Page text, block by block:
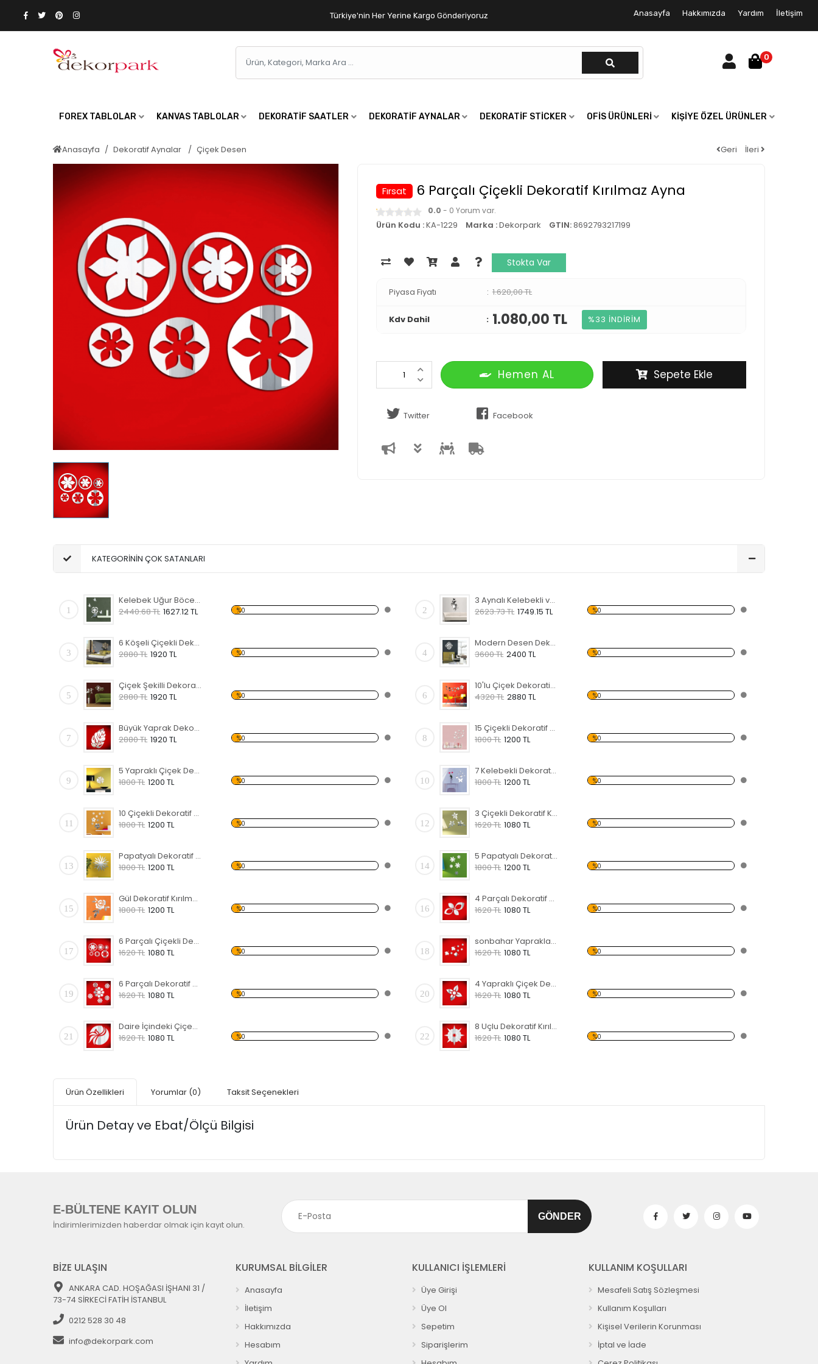
Türkiye'nin Her Yerine Kargo Gönderiyoruz Anasayfa Hakkımızda Yardım İletişim
0
FOREX TABLOLAR KANVAS TABLOLAR DEKORATIF SAATLER DEKORATIF AYNALAR DEKORATIF STICKER OFIS ÜRÜNLERI KIŞIYE ÖZEL ÜRÜNLER
Anasayfa Dekoratif Aynalar Çiçek Desen Geri İleri
Fırsat 6 Parçalı Çiçekli Dekoratif Kırılmaz Ayna
0.0 - 0 Yorum var.
Ürün Kodu :KA-1229 Marka :Dekorpark GTIN:8692793217199
Stokta Var
Piyasa Fiyatı 1.620,00 TL
Kdv Dahil 1.080,00 TL %33 İNDİRİM
Hemen AL Sepete Ekle
Twitter Facebook
KATEGORİNİN ÇOK SATANLARI
1
Kelebek Uğur Böceği Dekoratif Ayna
2440.68 TL 1627.12 TL %0 2
3 Aynalı Kelebekli ve Çiçekli Dekoratif Kırılmaz Ayna
2623.73 TL 1749.15 TL %0
3
6 Köşeli Çiçekli Dekoratif Kırılmaz Ayna
2880 TL 1920 TL %0 4
Modern Desen Dekoratif Kırılmaz Ayna
3600 TL 2400 TL %0
5
Çiçek Şekilli Dekoratif Kırılmaz Ayna
2880 TL 1920 TL %0 6
10'lu Çiçek Dekoratif Kırılmaz Ayna
4320 TL 2880 TL %0
7
Büyük Yaprak Dekoratif Kırılmaz Ayna
2880 TL 1920 TL %0 8
15 Çiçekli Dekoratif Kırılmaz Ayna
1800 TL 1200 TL %0
9
5 Yapraklı Çiçek Dekoratif Kırılmaz Ayna
1800 TL 1200 TL %0 10
7 Kelebekli Dekoratif Kırılmaz Ayna
1800 TL 1200 TL %0
11
10 Çiçekli Dekoratif Kırılmaz Ayna
1800 TL 1200 TL %0 12
3 Çiçekli Dekoratif Kırılmaz Ayna
1620 TL 1080 TL %0
13
Papatyalı Dekoratif Kırılmaz Ayna
1800 TL 1200 TL %0 14
5 Papatyalı Dekoratif Kırılmaz Ayna
1800 TL 1200 TL %0
15
Gül Dekoratif Kırılmaz Ayna
1800 TL 1200 TL %0 16
4 Parçalı Dekoratif Kırılmaz Ayna
1620 TL 1080 TL %0
17
6 Parçalı Çiçekli Dekoratif Kırılmaz Ayna
1620 TL 1080 TL %0 18
sonbahar Yaprakları Dekoratif Kırılmaz Ayna
1620 TL 1080 TL %0
19
6 Parçalı Dekoratif Kırılmaz Ayna
1620 TL 1080 TL %0 20
4 Yapraklı Çiçek Dekoratif Kırılmaz Ayna
1620 TL 1080 TL %0
21
Daire İçindeki Çiçek Dekoratif Kırılmaz Ayna
1620 TL 1080 TL %0 22
8 Uçlu Dekoratif Kırılmaz Ayna
1620 TL 1080 TL %0
Ürün Özellikleri Yorumlar (0) Taksit Seçenekleri
Ürün Detay ve Ebat/Ölçü Bilgisi
E-BÜLTENE KAYIT OLUN
İndirimlerimizden haberdar olmak için kayıt olun.
BİZE ULAŞIN
ANKARA CAD. HOŞAĞASI İŞHANI 31 /
73-74 SİRKECİ FATİH İSTANBUL
0212 528 30 48
info@dekorpark.com
KURUMSAL BİLGİLER
Anasayfa
İletişim
Hakkımızda
Hesabım
KULLANICI İŞLEMLERİ
Üye Girişi
Üye Ol
Sepetim
Siparişlerim
KULLANIM KOŞULLARI
Mesafeli Satış Sözleşmesi
Kullanım Koşulları
Kişisel Verilerin Korunması
İptal ve İade